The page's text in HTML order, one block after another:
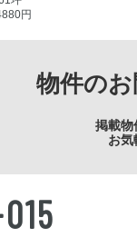
円
物件の
掲載物
お気